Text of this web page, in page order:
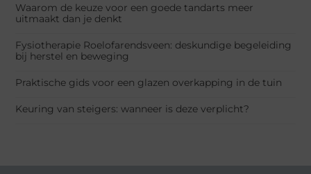
Waarom de keuze voor een goede tandarts meer
uitmaakt dan je denkt
Fysiotherapie Roelofarendsveen: deskundige begeleiding
bij herstel en beweging
Praktische gids voor een glazen overkapping in de tuin
Keuring van steigers: wanneer is deze verplicht?